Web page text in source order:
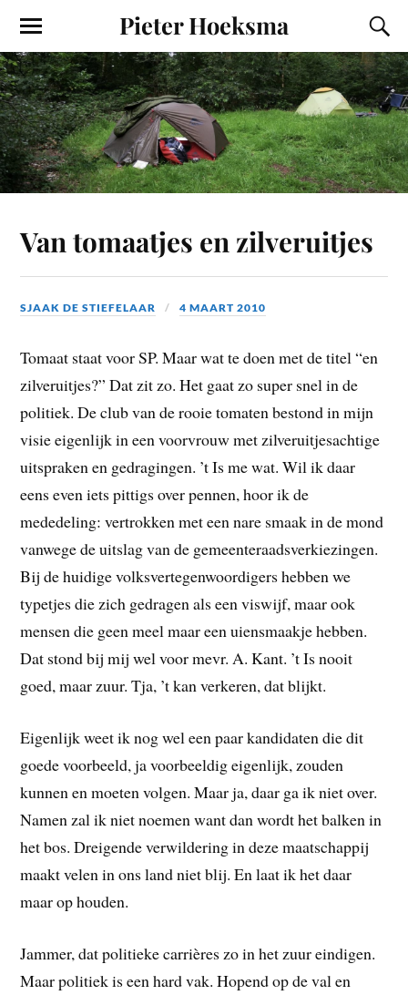
Pieter Hoeksma
Van tomaatjes en zilveruitjes
SJAAK DE STIEFELAAR 4 MAART 2010
Tomaat staat voor SP. Maar wat te doen met de titel “en
zilveruitjes?” Dat zit zo. Het gaat zo super snel in de
politiek. De club van de rooie tomaten bestond in mijn
visie eigenlijk in een voorvrouw met zilveruitjesachtige
uitspraken en gedragingen. ’t Is me wat. Wil ik daar
eens even iets pittigs over pennen, hoor ik de
mededeling: vertrokken met een nare smaak in de mond
vanwege de uitslag van de gemeenteraadsverkiezingen.
Bij de huidige volksvertegenwoordigers hebben we
typetjes die zich gedragen als een viswijf, maar ook
mensen die geen meel maar een uiensmaakje hebben.
Dat stond bij mij wel voor mevr. A. Kant. ’t Is nooit
goed, maar zuur. Tja, ’t kan verkeren, dat blijkt.
Eigenlijk weet ik nog wel een paar kandidaten die dit
goede voorbeeld, ja voorbeeldig eigenlijk, zouden
kunnen en moeten volgen. Maar ja, daar ga ik niet over.
Namen zal ik niet noemen want dan wordt het balken in
het bos. Dreigende verwildering in deze maatschappij
maakt velen in ons land niet blij. En laat ik het daar
maar op houden.
Jammer, dat politieke carrières zo in het zuur eindigen.
Maar politiek is een hard vak. Hopend op de val en